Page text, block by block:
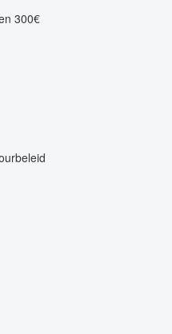
300€